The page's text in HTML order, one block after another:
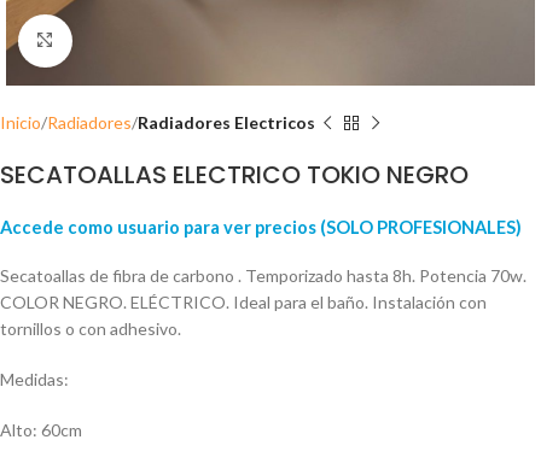
Click para ampliar
Inicio Radiadores Radiadores Electricos
SECATOALLAS ELECTRICO TOKIO NEGRO
Accede como usuario para ver precios (SOLO PROFESIONALES)
Secatoallas de fibra de carbono . Temporizado hasta 8h. Potencia 70w.
COLOR NEGRO. ELÉCTRICO. Ideal para el baño. Instalación con
tornillos o con adhesivo.
Medidas:
Alto: 60cm